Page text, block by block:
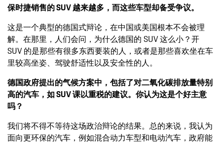
保时捷销售的 SUV 越来越多，而这些车型却备受争议。
这是一个典型的德国式辩论，在中国或美国根本不会被理
解。在那里，人们会问，为什么德国的 SUV 这么小？开
SUV 的是那些有很多东西要装的人，或者是那些喜欢坐在车
里较高坐姿、驾驶舒适性以及安全性的人。
德国政府提出的气候方案中，包括了对二氧化碳排放量特别
高的汽车，如 SUV 课以重税的建议。你认为这是个好主意
吗？
我们将不得不等待这场政治辩论的结果。总的来说，我认为
面向更环保的汽车，例如混合动力车型和电动汽车，政府能